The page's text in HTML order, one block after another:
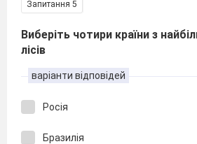
Запитання 5
Виберіть чотири країни з
лісів
варіанти відповідей
Росія
Бразилія